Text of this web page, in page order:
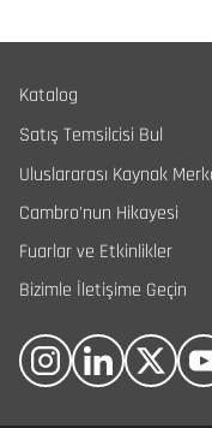
Katalog
Satış Temsilcisi Bul
Uluslararası Kaynak
Cambro'nun Hikayesi
Fuarlar ve Etkinlikler
Bizimle İletişime Geçin